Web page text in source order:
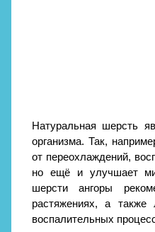
Натуральная шерсть
организма. Так,
от переохлаждений,
но ещё и улучшает
шерсти ангоры
растяжениях, а
воспалительных